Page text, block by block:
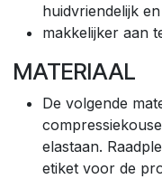
huidvriendelijk
makkelijker aan
MATERIAAL
De volgende
elastaan.
etiket voor de